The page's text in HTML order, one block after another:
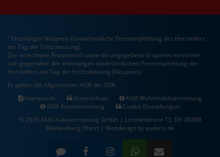
1 Ehemaliger Neupreis (Unverbindliche Preisempfehlung des Herstellers
am Tag der Erstzulassung).
Der errechnete Preisvorteil sowie die angegebene Ersparnis errechnet
sich gegenüber der ehemaligen unverbindlichen Preisempfehlung des
Herstellers am Tag der Erstzulassung (Neupreis).
Es gelten die Allgemeinen AGB der ZDK.
Impressum
Datenschutz
AGB Wohnmobilvermietung
AGB Autovermietung
Cookie Einstellungen
© 2026 ASM Autovermietung GmbH | Lerchenbreite 15, DE-38889
Blankenburg (Harz) | Webdesign by audaris.de